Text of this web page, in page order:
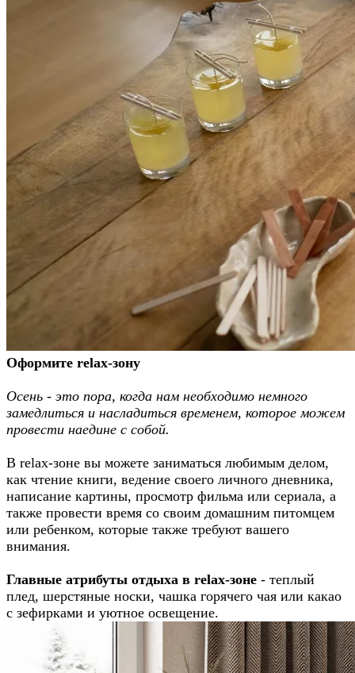
Оформите relax-зону
Осень - это пора, когда нам необходимо немного
замедлиться и насладиться временем, которое можем
провести наедине с собой.
В relax-зоне вы можете заниматься любимым делом,
как чтение книги, ведение своего личного дневника,
написание картины, просмотр фильма или сериала, а
также провести время со своим домашним питомцем
или ребенком, которые также требуют вашего
внимания.
Главные атрибуты отдыха в relax-зоне - теплый
плед, шерстяные носки, чашка горячего чая или какао
с зефирками и уютное освещение.